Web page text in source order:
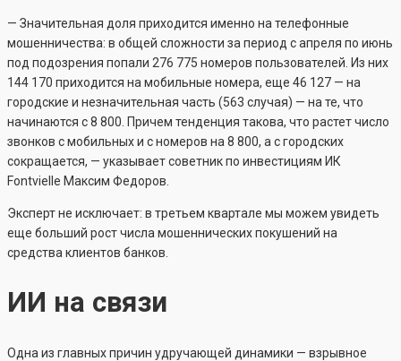
— Значительная доля приходится именно на телефонные
мошенничества: в общей сложности за период с апреля по июнь
под подозрения попали 276 775 номеров пользователей. Из них
144 170 приходится на мобильные номера, еще 46 127 — на
городские и незначительная часть (563 случая) — на те, что
начинаются с 8 800. Причем тенденция такова, что растет число
звонков с мобильных и с номеров на 8 800, а с городских
сокращается, — указывает советник по инвестициям ИК
Fontvielle Максим Федоров.
Эксперт не исключает: в третьем квартале мы можем увидеть
еще больший рост числа мошеннических покушений на
средства клиентов банков.
ИИ на связи
Одна из главных причин удручающей динамики — взрывное